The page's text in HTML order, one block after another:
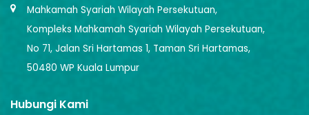
Mahkamah Syariah Wilayah Persekutuan,
Kompleks Mahkamah Syariah Wilayah Persekutuan,
No 71, Jalan Sri Hartamas 1, Taman Sri Hartamas,
50480 WP Kuala Lumpur
Hubungi Kami